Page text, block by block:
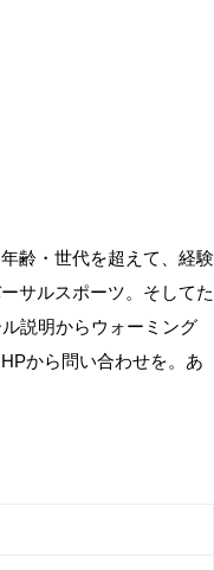
齢・世代を超えて、経験
サルスポーツ。そしてた
説明からウォーミング
から問い合わせを。あ